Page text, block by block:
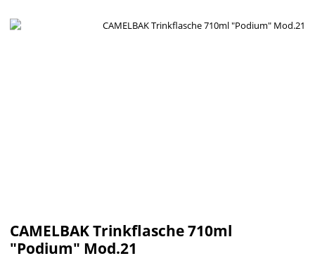
CAMELBAK Trinkflasche 710ml
"Podium" Mod.21